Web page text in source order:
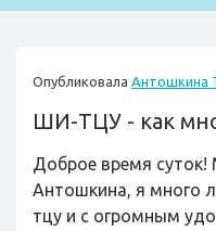
Опубликовала Антошкина
ШИ-ТЦУ - как
Доброе время суток!
Антошкина, я много
тцу и с огромным